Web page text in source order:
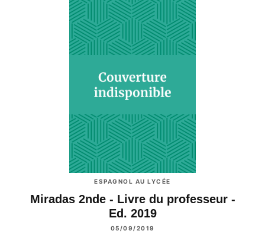
ESPAGNOL AU LYCÉE
Miradas 2nde - Livre du professeur -
Ed. 2019
05/09/2019